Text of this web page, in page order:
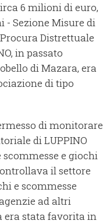
6 milioni di euro,
- Sezione Misure di
Distrettuale
in passato
di Mazara, era
di tipo
di monitorare
di LUPPINO
e giochi
il settore
e scommesse
ad altri
era stata favorita in